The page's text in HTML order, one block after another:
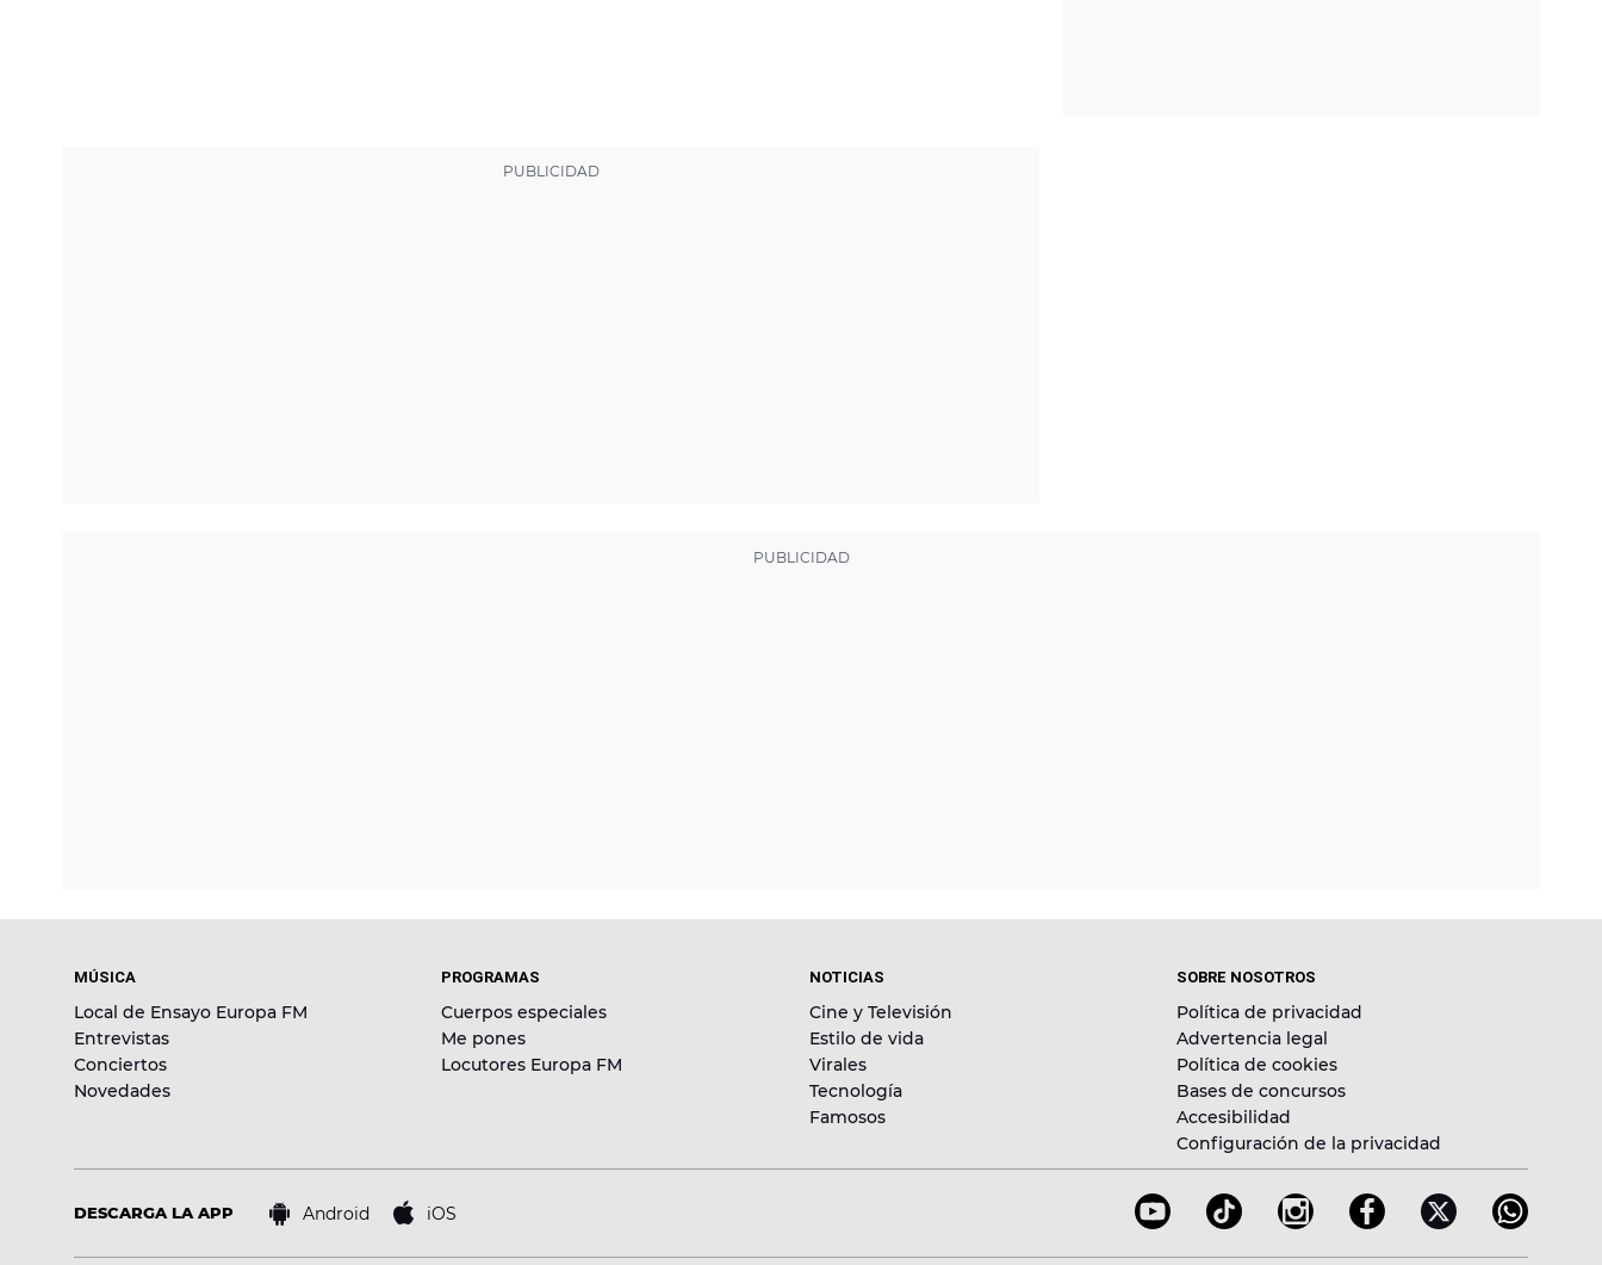
MÚSICA
Local de Ensayo Europa FM
Entrevistas
Conciertos
Novedades
PROGRAMAS
Cuerpos especiales
Me pones
Locutores Europa FM
NOTICIAS
Cine y Televisión
Estilo de vida
Virales
Tecnología
Famosos
SOBRE NOSOTROS
Política de privacidad
Advertencia legal
Política de cookies
Bases de concursos
Accesibilidad
Configuración de la privacidad
DESCARGA LA APP Android iOS